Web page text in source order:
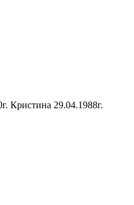
Кристина 29.04.1988г.